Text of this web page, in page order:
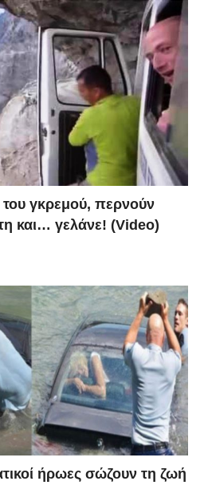
γκρεμού, περνούν
και… γελάνε! (Video)
ήρωες σώζουν τη ζωή